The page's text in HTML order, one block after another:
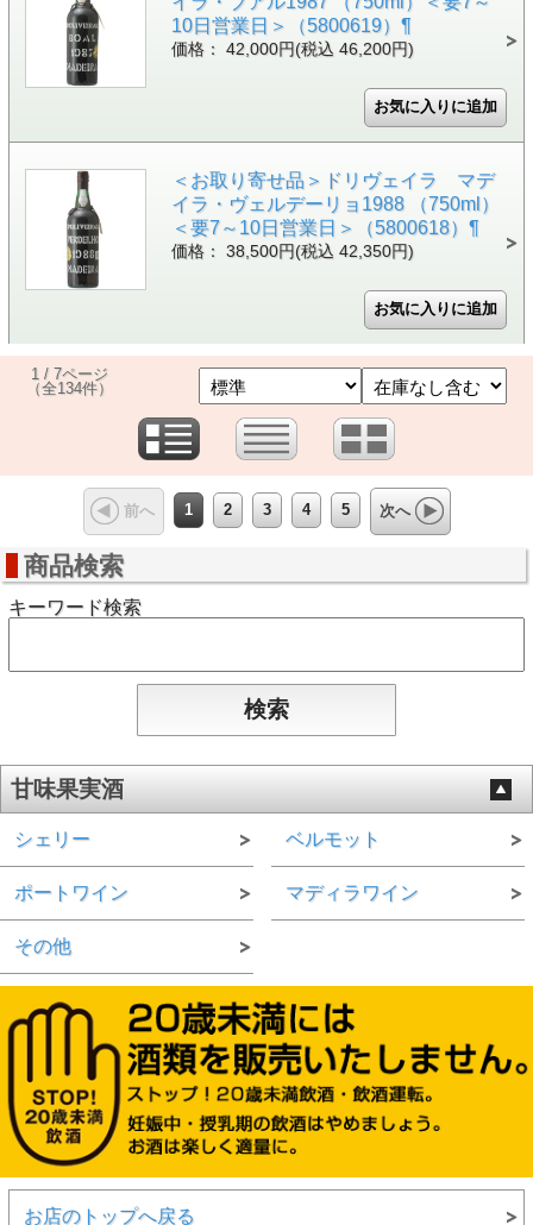
10日営業日＞（5800619）¶
価格： 42,000円(税込 46,200円)
＜お取り寄せ品＞ドリヴェイラ マデ
イラ・ヴェルデーリョ1988 （750ml）
＜要7～10日営業日＞（5800618）¶
価格： 38,500円(税込 42,350円)
1 / 7ページ
（全134件）
前へ 1 2 3 4 5 次へ
商品検索
キーワード検索
甘味果実酒
シェリー
ポートワイン
その他
ベルモット
マディラワイン
お店のトップへ戻る